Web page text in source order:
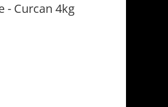
- Curcan 4kg